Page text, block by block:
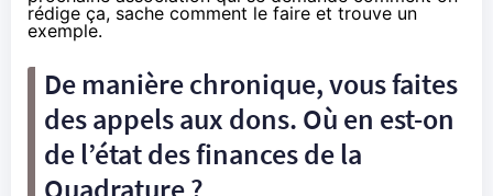
rédige ça, sache comment le faire et trouve un
exemple.
De manière chronique, vous faites
des appels aux dons. Où en est-on
de l’état des finances de la
Quadrature ?